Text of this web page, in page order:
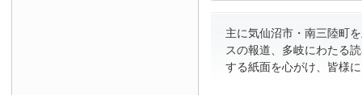
主に気仙沼市・南三陸町
スの報道、多岐にわたる
する紙面を心がけ、皆様